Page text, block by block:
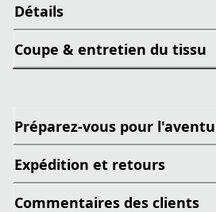
Détails
Coupe & entretien du tissu
Préparez-vous pour
Expédition et retours
Commentaires des clients